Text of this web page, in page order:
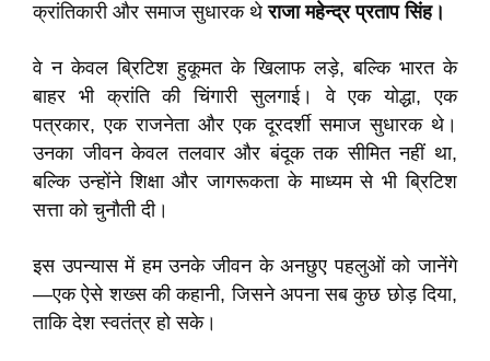
क्रांतिकारी और समाज सुधारक थेराजा महेन्द्र प्रताप सिंह।
वे न केवल ब्रिटिश हुकूमत के खिलाफ लड़े, बल्कि भारत के
बाहर भी क्रांति की चिंगारी सुलगाई। वे एक योद्धा, एक
पत्रकार, एक राजनेता और एक दूरदर्शी समाज सुधारक थे।
उनका जीवन केवल तलवार और बंदूक तक सीमित नहीं था,
बल्कि उन्होंने शिक्षा और जागरूकता के माध्यम से भी ब्रिटिश
सत्ता को चुनौती दी।
इस उपन्यास में हम उनके जीवन के अनछुए पहलुओं को जानेंगे
—एक ऐसे शख्स की कहानी, जिसने अपना सब कुछ छोड़ दिया,
ताकि देश स्वतंत्र हो सके।